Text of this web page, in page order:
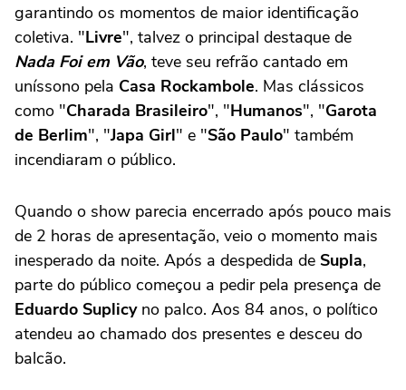
garantindo os momentos de maior identificação
coletiva. "Livre", talvez o principal destaque de
Nada Foi em Vão, teve seu refrão cantado em
uníssono pela Casa Rockambole. Mas clássicos
como "Charada Brasileiro", "Humanos", "Garota
de Berlim", "Japa Girl" e "São Paulo" também
incendiaram o público.
Quando o show parecia encerrado após pouco mais
de 2 horas de apresentação, veio o momento mais
inesperado da noite. Após a despedida de Supla,
parte do público começou a pedir pela presença de
Eduardo Suplicyno palco. Aos 84 anos, o político
atendeu ao chamado dos presentes e desceu do
balcão.